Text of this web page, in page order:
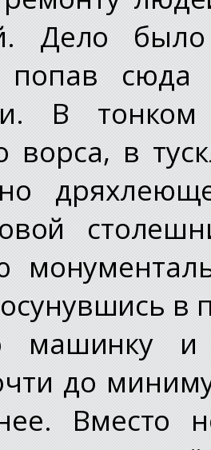
Дело
попав
В тонком
ворса, в
в
машинку и
до
Вместо